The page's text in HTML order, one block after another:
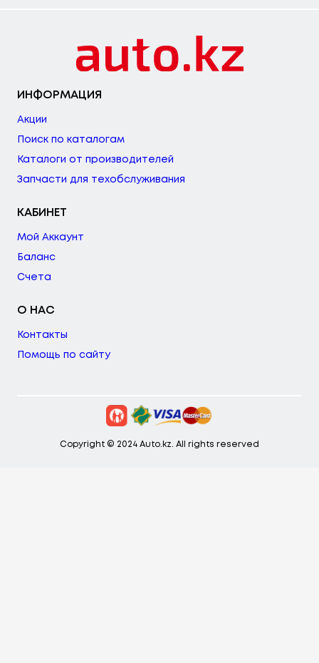
ИНФОРМАЦИЯ
Акции
Поиск по каталогам
Каталоги от производителей
Запчасти для техобслуживания
КАБИНЕТ
Мой Аккаунт
Баланс
Счета
О НАС
Контакты
Помощь по сайту
Copyright © 2024 Auto.kz. All rights reserved